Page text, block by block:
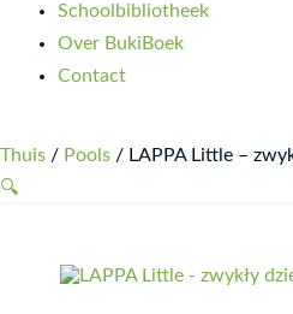
Schoolbibliotheek
Over BukiBoek
Contact
Thuis / Pools / LAPPA Little –
🔍